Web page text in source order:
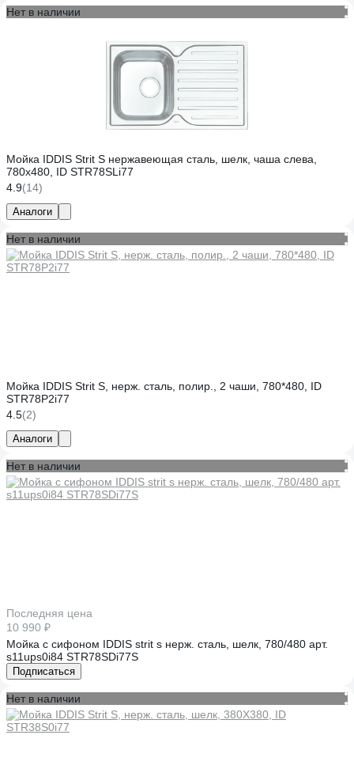
Нет в наличии
Мойка IDDIS Strit S нержавеющая сталь, шелк, чаша слева,
780x480, ID STR78SLi77
4.9(14)
Аналоги
Нет в наличии
Мойка IDDIS Strit S, нерж. сталь, полир., 2 чаши, 780*480, ID
STR78P2i77
4.5(2)
Аналоги
Нет в наличии
Последняя цена
10 990 ₽
Мойка с сифоном IDDIS strit s нерж. сталь, шелк, 780/480 арт.
s11ups0i84 STR78SDi77S
Подписаться
Нет в наличии